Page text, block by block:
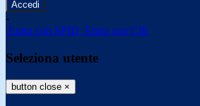
-
Entra con SPID Entra con CIE
Seleziona utente
button close ×